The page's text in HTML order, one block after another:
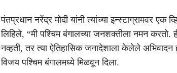
पंतप्रधान नरेंद्र मोदी यांनी त्यांच्या इन्स्टाग्रामवर एक
लिहिले, “मी पश्चिम बंगालच्या जनशक्तीला नमन करतो.
नव्हती, तर त्या ऐतिहासिक जनादेशाला केलेले
विजय पश्चिम बंगालमध्ये मिळवून दिला.